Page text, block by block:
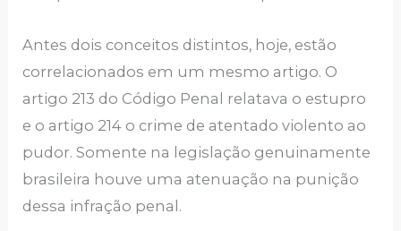
Antes dois conceitos distintos, hoje, estão
correlacionados em um mesmo artigo. O
artigo 213 do Código Penal relatava o estupro
e o artigo 214 o crime de atentado violento ao
pudor. Somente na legislação genuinamente
brasileira houve uma atenuação na punição
dessa infração penal.